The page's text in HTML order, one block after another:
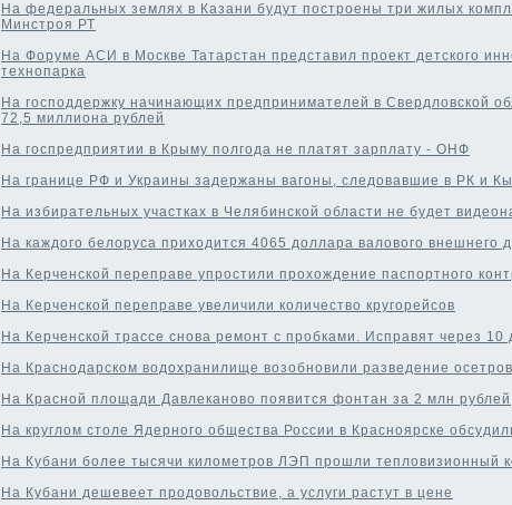
На федеральных землях в Казани будут построены три жилых
Минстроя РТ
На Форуме АСИ в Москве Татарстан представил проект детского
технопарка
На господдержку начинающих предпринимателей в Свердловской
72,5 миллиона рублей
На госпредприятии в Крыму полгода не платят зарплату - ОНФ
На границе РФ и Украины задержаны вагоны, следовавшие в РК и
На избирательных участках в Челябинской области не будет
На каждого белоруса приходится 4065 доллара валового внешнего
На Керченской переправе упростили прохождение паспортного
На Керченской переправе увеличили количество кругорейсов
На Керченской трассе снова ремонт с пробками. Исправят через 10
На Краснодарском водохранилище возобновили разведение осетров
На Красной площади Давлеканово появится фонтан за 2 млн рублей
На круглом столе Ядерного общества России в Красноярске
На Кубани более тысячи километров ЛЭП прошли тепловизионный
На Кубани дешевеет продовольствие, а услуги растут в цене